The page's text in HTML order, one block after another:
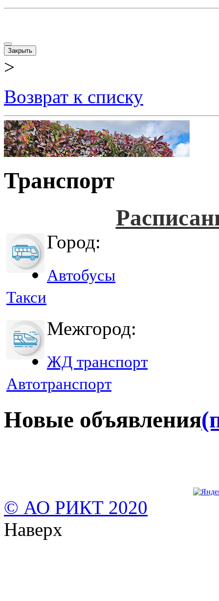
Закрыть
>
Возврат к списку
Транспорт
Город:
Автобусы
Такси
Межгород:
ЖД транспорт
Автотранспорт
Новые объявления
© АО РИКТ 2020
Наверх